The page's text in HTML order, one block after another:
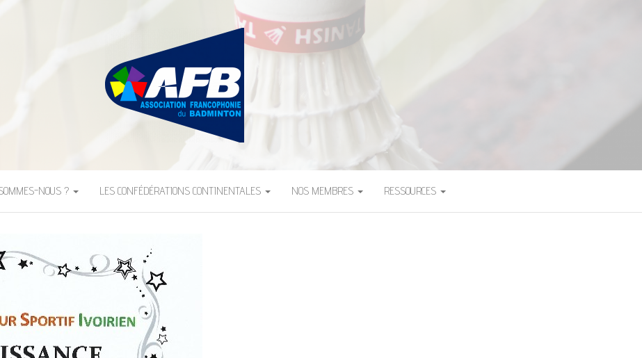
DU BADMINTON
NOUS ? LES CONFÉDÉRATIONS CONTINENTALES NOS MEMBRES RESSOURCES